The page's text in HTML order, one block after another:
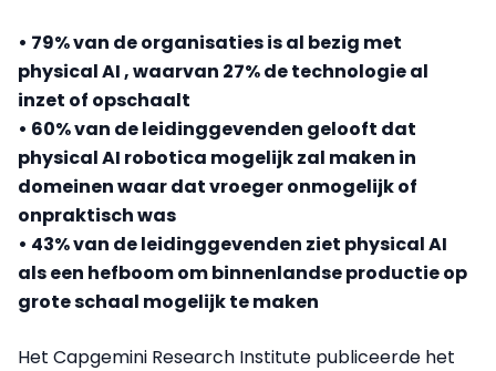
• 79% van de organisaties is al bezig met
physical AI , waarvan 27% de technologie al
inzet of opschaalt
• 60% van de leidinggevenden gelooft dat
physical AI robotica mogelijk zal maken in
domeinen waar dat vroeger onmogelijk of
onpraktisch was
• 43% van de leidinggevenden ziet physical AI
als een hefboom om binnenlandse productie op
grote schaal mogelijk te maken
Het Capgemini Research Institute publiceerde het